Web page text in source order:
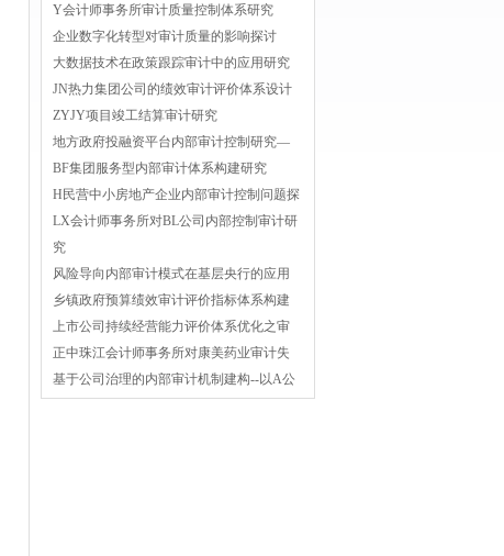
Y会计师事务所审计质量控制体系研究
企业数字化转型对审计质量的影响探讨
大数据技术在政策跟踪审计中的应用研究
JN热力集团公司的绩效审计评价体系设计
ZYJY项目竣工结算审计研究
地方政府投融资平台内部审计控制研究—
BF集团服务型内部审计体系构建研究
H民营中小房地产企业内部审计控制问题探
LX会计师事务所对BL公司内部控制审计研
究
风险导向内部审计模式在基层央行的应用
乡镇政府预算绩效审计评价指标体系构建
上市公司持续经营能力评价体系优化之审
正中珠江会计师事务所对康美药业审计失
基于公司治理的内部审计机制建构--以A公